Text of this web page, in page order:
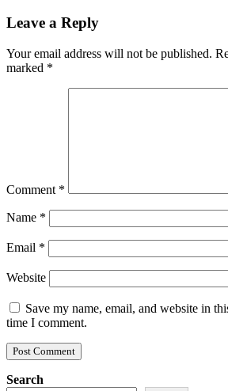
Leave a Reply
Your email address will not be published.
marked *
Comment *
Name *
Email *
Website
Save my name, email, and website in
time I comment.
Search